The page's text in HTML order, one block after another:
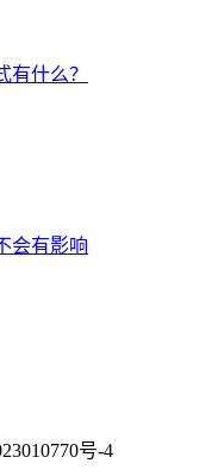
有什么？
会有影响
号-4